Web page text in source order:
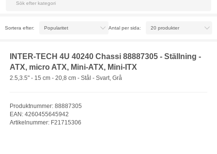
Sortera efter: Antal per sida:
INTER-TECH 4U 40240 Chassi 88887305 - Ställning -
ATX, micro ATX, Mini-ATX, Mini-ITX
2.5,3.5" - 15 cm - 20,8 cm - Stål - Svart, Grå
Produktnummer: 88887305
EAN: 4260455645942
Artikelnummer: F21715306